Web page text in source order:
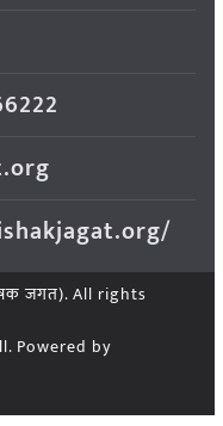
जगत). All rights
Powered by